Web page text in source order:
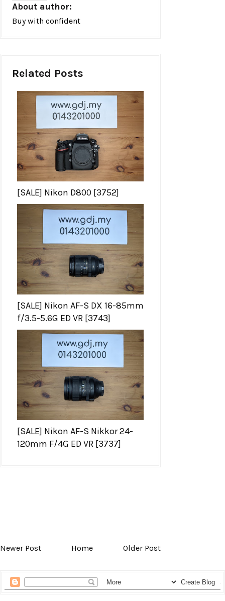
About author:
Buy with confident
Related Posts
[SALE] Nikon D800 [3752]
[SALE] Nikon AF-S DX 16-85mm
f/3.5-5.6G ED VR [3743]
[SALE] Nikon AF-S Nikkor 24-
120mm F/4G ED VR [3737]
Newer Post Home Older Post